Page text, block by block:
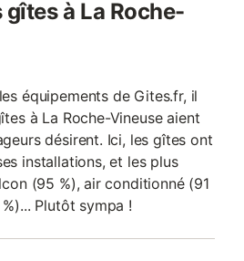
z à La Roche-
équipements de Gites.fr, il
à La Roche-Vineuse aient
désirent. Ici, les gîtes ont
installations, et les plus
(95 %), air conditionné (91
Plutôt sympa !